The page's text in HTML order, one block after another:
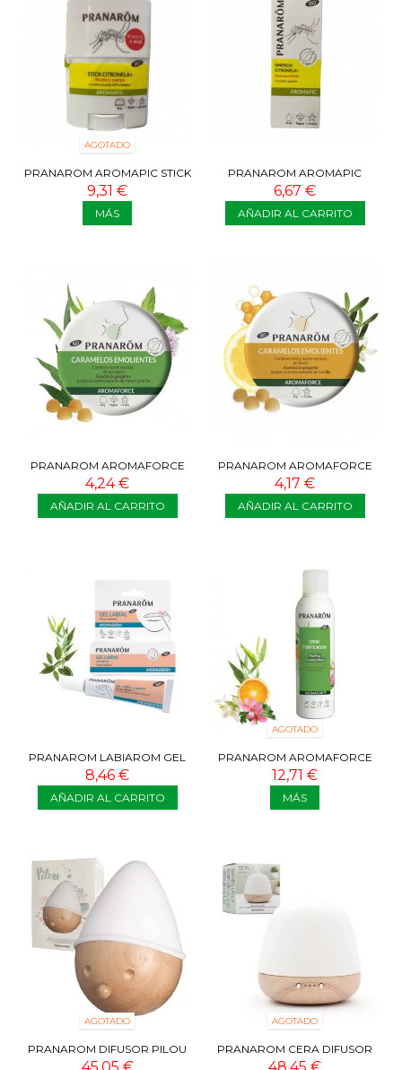
AGOTADO
PRANAROM AROMAPIC STICK
CITRONELA + 20 G
9,31 €
MÁS
PRANAROM AROMAPIC
SINERGIA CITRONELA+ BIO 10
ML
6,67 €
AÑADIR AL CARRITO
PRANAROM AROMAFORCE
CARAMELOS BIO EMOLIENTES
EUCALIPTO
4,24 €
AÑADIR AL CARRITO
PRANAROM AROMAFORCE
CARAMELOS BIO EMOLIENTES
MIEL Y LIMÓN
4,17 €
AÑADIR AL CARRITO
PRANAROM LABIAROM GEL
LABIAL BIO 5ML
8,46 €
AÑADIR AL CARRITO
AGOTADO
PRANAROM AROMAFORCE
SPRAY PURIFICADOR DEL AIRE
150 ML
12,71 €
MÁS
AGOTADO
PRANAROM DIFUSOR PILOU
ESPECIAL BEBES
AGOTADO
PRANAROM CERA DIFUSOR